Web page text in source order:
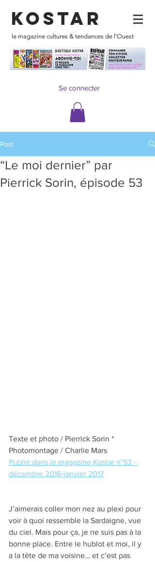
KOSTAR
le magazine cultures & tendances de l'Ouest
Se connecter
Post
“Le moi dernier” par
Pierrick Sorin, épisode 53
Texte et photo / Pierrick Sorin *
Photomontage / Charlie Mars
Publié dans le magazine Kostar n°53 -
décembre 2016-janvier 2017
J’aimerais coller mon nez au plexi pour
voir à quoi ressemble la Sardaigne, vue
du ciel. Mais pour ça, je ne suis pas à la
bonne place. Entre le hublot et moi, il y
a la tête de ma voisine… et c’est pas